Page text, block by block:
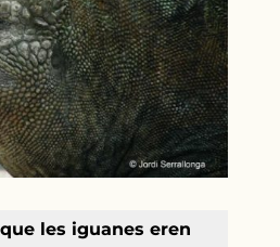
les iguanes eren